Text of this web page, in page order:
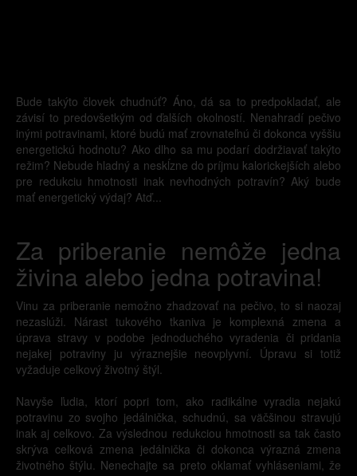
Bude takýto človek chudnúť? Áno, dá sa to predpokladať, ale
závisí to predovšetkým od ďalších okolností. Nenahradí pečivo
inými potravinami, ktoré budú mať zrovnateľnú či dokonca vyššiu
energetickú hodnotu? Ako dlho sa mu podarí dodržiavať takýto
režim? Nebude hladný a neskĺzne do príjmu kalorickejších alebo
pre redukciu hmotnosti inak nevhodných potravín? Aký bude
mať energetický výdaj? Atď...
Za priberanie nemôže jedna
živina alebo jedna potravina!
Vinu za priberanie nemožno zhadzovať na pečivo, to si naozaj
nezaslúži. Nárast tukového tkaniva je komplexná zmena a
úprava stravy v podobe jednoduchého vyradenia či pridania
nejakej potraviny ju výraznejšie neovplyvní. Úpravu si totiž
vyžaduje celkový životný štýl.
Navyše ľudia, ktorí popri tom, ako radikálne vyradia nejakú
potravinu zo svojho jedálnička, schudnú, sa väčšinou stravujú
inak aj celkovo. Za výslednou redukciou hmotnosti sa tak často
skrýva celková zmena jedálnička či dokonca výrazná zmena
životného štýlu. Nenechajte sa preto oklamať vyhláseniami, že